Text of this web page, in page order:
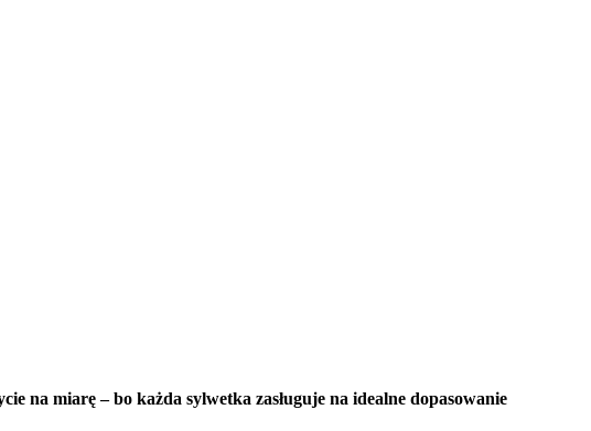
na miarę – bo każda sylwetka zasługuje na idealne dopasowanie